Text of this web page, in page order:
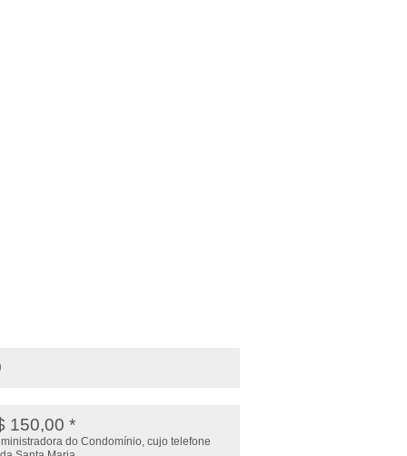
150,00 *
do Condomínio, cujo telefone